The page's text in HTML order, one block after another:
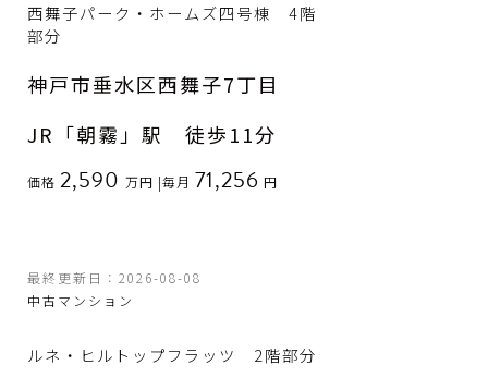
西舞子パーク・ホームズ四号棟 4階
部分
神戸市垂水区西舞子7丁目
JR「朝霧」駅 徒歩11分
価格 2,590 万円 |毎月 71,256 円
最終更新日：2026-08-08
中古マンション
ルネ・ヒルトップフラッツ 2階部分